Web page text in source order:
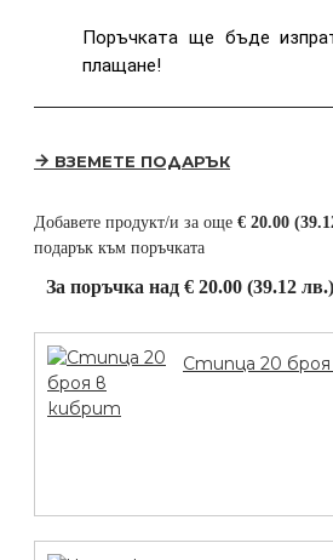
Поръчката ще бъде
плащане!
ВЗЕМЕТЕ ПОДАРЪК
Добавете продукт/и за още € 20.00
подарък към поръчката
За поръчка над € 20.00 (39.12 лв.)
Стипца 20